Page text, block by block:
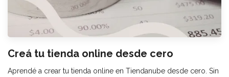
Creá tu tienda online desde cero
Aprendé a crear tu tienda online en Tiendanube desde cero. Sin